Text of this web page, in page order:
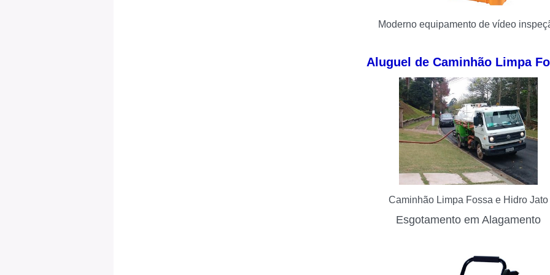
Moderno equipamento de vídeo
Aluguel de Caminhão Limpa
Caminhão Limpa Fossa e Hidro Jato
Esgotamento em Alagamento